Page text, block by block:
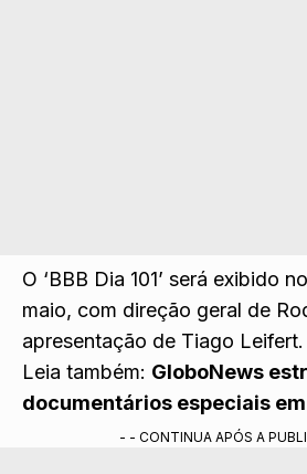
O ‘BBB Dia 101’ será exibido
maio, com direção geral de
apresentação de Tiago Leifert.
Leia também: GloboNews
documentários especiais
- - CONTINUA APÓS A